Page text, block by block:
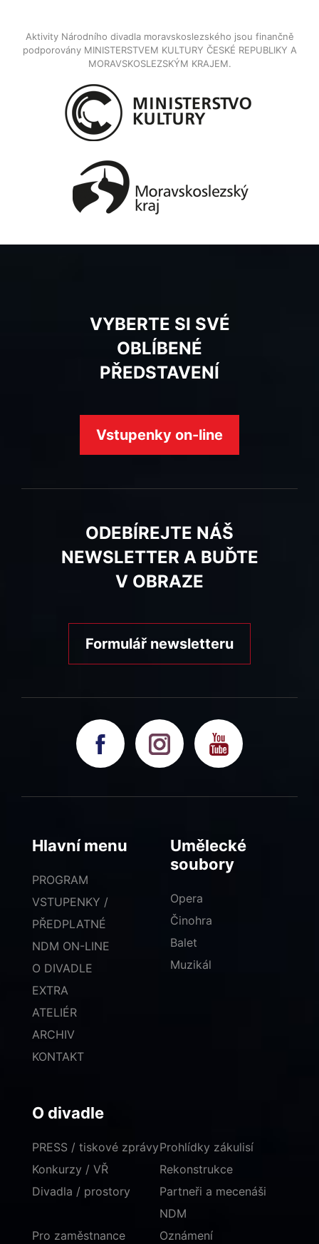
Aktivity Národního divadla moravskoslezského jsou finančně
podporovány MINISTERSTVEM KULTURY ČESKÉ REPUBLIKY A
MORAVSKOSLEZSKÝM KRAJEM.
VYBERTE SI SVÉ
OBLÍBENÉ
PŘEDSTAVENÍ
Vstupenky on-line
ODEBÍREJTE NÁŠ
NEWSLETTER A BUĎTE
V OBRAZE
Formulář newsletteru
Hlavní menu
PROGRAM
VSTUPENKY /
PŘEDPLATNÉ
NDM ON-LINE
O DIVADLE
EXTRA
ATELIÉR
ARCHIV
KONTAKT
Umělecké
soubory
Opera
Činohra
Balet
Muzikál
O divadle
PRESS / tiskové zprávy
Konkurzy / VŘ
Divadla / prostory
Prohlídky zákulisí
Rekonstrukce
Partneři a mecenáši
NDM
Pro zaměstnance
Oznámení